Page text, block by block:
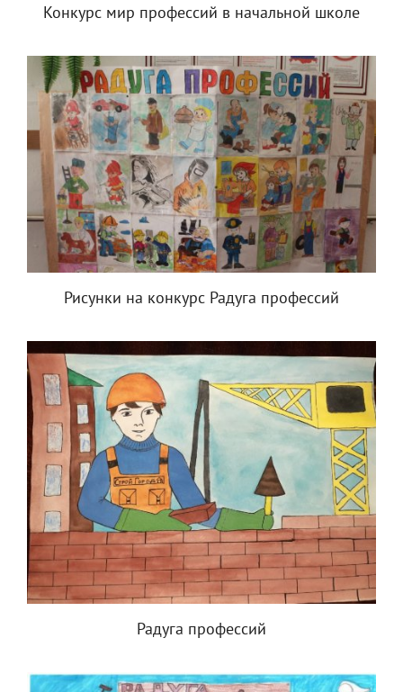
Конкурс мир профессий в начальной школе
Рисунки на конкурс Радуга профессий
Радуга профессий